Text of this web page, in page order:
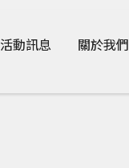
活動訊息 關於我們